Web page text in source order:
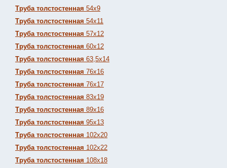
Труба толстостенная 54х9
Труба толстостенная 54х11
Труба толстостенная 57х12
Труба толстостенная 60х12
Труба толстостенная 63,5х14
Труба толстостенная 76х16
Труба толстостенная 76х17
Труба толстостенная 83х19
Труба толстостенная 89х16
Труба толстостенная 95х13
Труба толстостенная 102х20
Труба толстостенная 102х22
Труба толстостенная 108х18